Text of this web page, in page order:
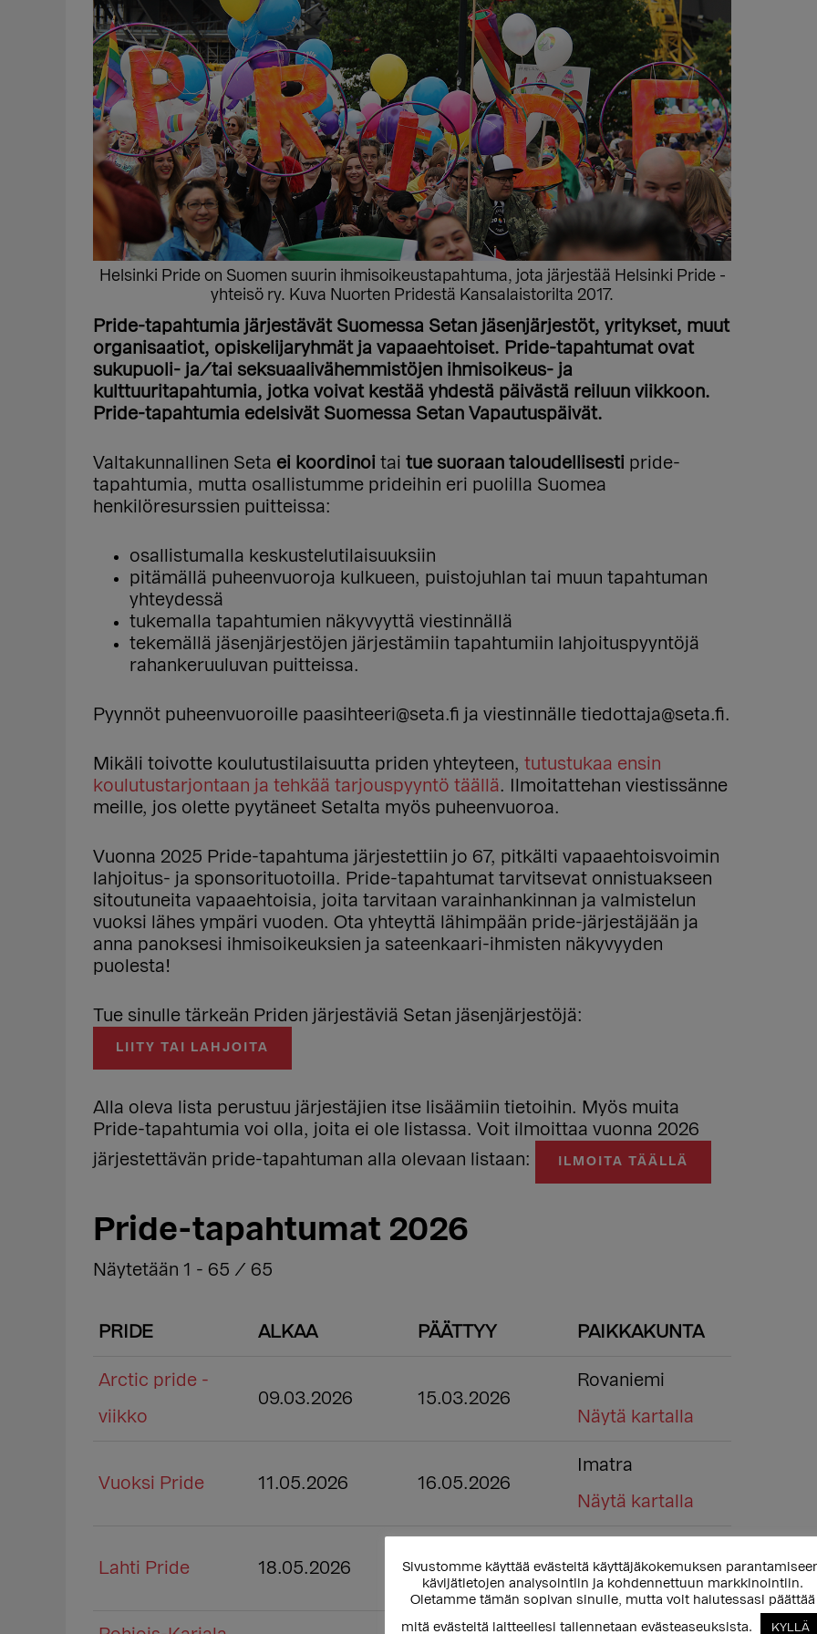
Helsinki Pride on Suomen suurin ihmisoikeustapahtuma, jota järjestää Helsinki Pride -
yhteisö ry. Kuva Nuorten Pridestä Kansalaistorilta 2017.
Pride-tapahtumia järjestävät Suomessa Setan jäsenjärjestöt, yritykset, muut
organisaatiot, opiskelijaryhmät ja vapaaehtoiset. Pride-tapahtumat ovat
sukupuoli- ja/tai seksuaalivähemmistöjen ihmisoikeus- ja
kulttuuritapahtumia, jotka voivat kestää yhdestä päivästä reiluun viikkoon.
Pride-tapahtumia edelsivät Suomessa Setan Vapautuspäivät.
Valtakunnallinen Seta ei koordinoi tai tue suoraan taloudellisesti pride-
tapahtumia, mutta osallistumme prideihin eri puolilla Suomea
henkilöresurssien puitteissa:
osallistumalla keskustelutilaisuuksiin
pitämällä puheenvuoroja kulkueen, puistojuhlan tai muun tapahtuman
yhteydessä
tukemalla tapahtumien näkyvyyttä viestinnällä
tekemällä jäsenjärjestöjen järjestämiin tapahtumiin lahjoituspyyntöjä
rahankeruuluvan puitteissa.
Pyynnöt puheenvuoroille paasihteeri@seta.fi ja viestinnälle tiedottaja@seta.fi.
Mikäli toivotte koulutustilaisuutta priden yhteyteen, tutustukaa ensin
koulutustarjontaan ja tehkää tarjouspyyntö täällä. Ilmoitattehan viestissänne
meille, jos olette pyytäneet Setalta myös puheenvuoroa.
Vuonna 2025 Pride-tapahtuma järjestettiin jo 67, pitkälti vapaaehtoisvoimin
lahjoitus- ja sponsorituotoilla. Pride-tapahtumat tarvitsevat onnistuakseen
sitoutuneita vapaaehtoisia, joita tarvitaan varainhankinnan ja valmistelun
vuoksi lähes ympäri vuoden. Ota yhteyttä lähimpään pride-järjestäjään ja
anna panoksesi ihmisoikeuksien ja sateenkaari-ihmisten näkyvyyden
puolesta!
Tue sinulle tärkeän Priden järjestäviä Setan jäsenjärjestöjä:
LIITY TAI LAHJOITA
Alla oleva lista perustuu järjestäjien itse lisäämiin tietoihin. Myös muita
Pride-tapahtumia voi olla, joita ei ole listassa. Voit ilmoittaa vuonna 2026
järjestettävän pride-tapahtuman alla olevaan listaan:
ILMOITA TÄÄLLÄ
Pride-tapahtumat 2026
Näytetään 1 - 65 / 65
Lähetykset
PRIDE ALKAA PÄÄTTYY PAIKKAKUNTA
Arctic pride -
viikko
09.03.2026 15.03.2026
Rovaniemi
Näytä kartalla
Vuoksi Pride 11.05.2026 16.05.2026
Imatra
Näytä kartalla
Lahti Pride 18.05.2026 24.05.2026
Näytä kartalla
Sivustomme käyttää evästeitä käyttäjäkokemuksen
kävijätietojen analysointiin ja kohdennettuun markkinointiin.
Oletamme tämän sopivan sinulle, mutta voit halutessasi päättää
mitä evästeitä laitteellesi tallennetaan evästeaseuksista.
KYLLÄ